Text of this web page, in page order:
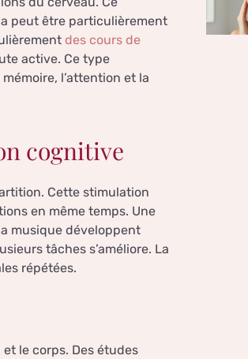
peut être particulièrement
des cours de
active. Ce type
l’attention et la
cognitive
Cette stimulation
en même temps. Une
musique développent
tâches s’améliore. La
répétées.
le corps. Des études